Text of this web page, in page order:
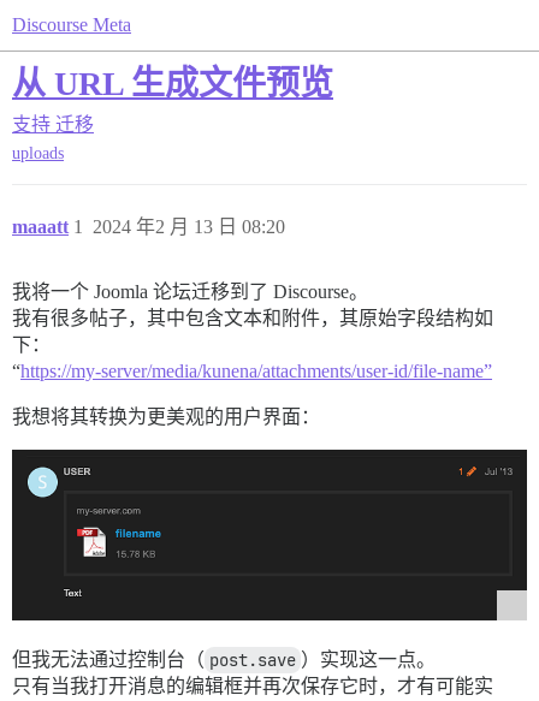
Discourse Meta
从 URL 生成文件预览
支持 迁移
uploads
maaatt 2024 年2 月 13 日 08:20
1
我将一个 Joomla 论坛迁移到了 Discourse。
我有很多帖子，其中包含文本和附件，其原始字段结构如
下：
“https://my-server/media/kunena/attachments/user-id/file-name”
我想将其转换为更美观的用户界面：
但我无法通过控制台（ post.save ）实现这一点。
只有当我打开消息的编辑框并再次保存它时，才有可能实